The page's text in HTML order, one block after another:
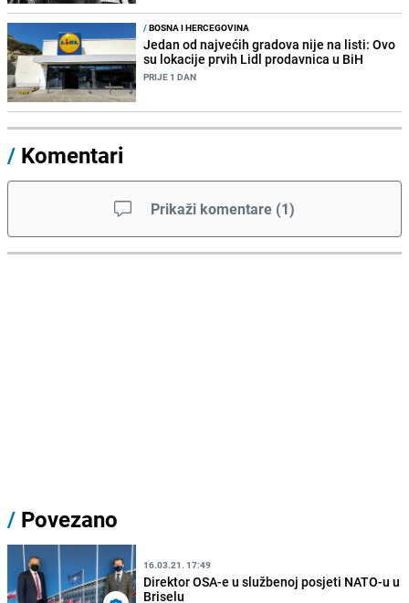
/BOSNA I HERCEGOVINA
Jedan od najvećih gradova nije na listi: Ovo
su lokacije prvih Lidl prodavnica u BiH
PRIJE 1 DAN
/ Komentari
Prikaži komentare (1)
/ Povezano
16.03.21. 17:49
Direktor OSA-e u službenoj posjeti NATO-u u
Briselu